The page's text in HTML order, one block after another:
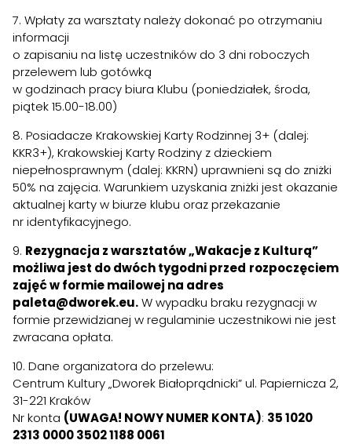
7. Wpłaty za warsztaty należy dokonać po otrzymaniu
informacji
o zapisaniu na listę uczestników do 3 dni roboczych
przelewem lub gotówką
w godzinach pracy biura Klubu (poniedziałek, środa,
piątek 15.00-18.00)
8. Posiadacze Krakowskiej Karty Rodzinnej 3+ (dalej:
KKR3+), Krakowskiej Karty Rodziny z dzieckiem
niepełnosprawnym (dalej: KKRN) uprawnieni są do zniżki
50% na zajęcia. Warunkiem uzyskania zniżki jest okazanie
aktualnej karty w biurze klubu oraz przekazanie
nr identyfikacyjnego.
9. Rezygnacja z warsztatów „Wakacje z Kulturą”
możliwa jest do dwóch tygodni przed rozpoczęciem
zajęć w formie mailowej na adres
paleta@dworek.eu.W wypadku braku rezygnacji w
formie przewidzianej w regulaminie uczestnikowi nie jest
zwracana opłata.
10. Dane organizatora do przelewu:
Centrum Kultury „Dworek Białoprądnicki” ul. Papiernicza 2,
31-221 Kraków
Nr konta (UWAGA! NOWY NUMER KONTA): 35 1020
2313 0000 3502 1188 0061